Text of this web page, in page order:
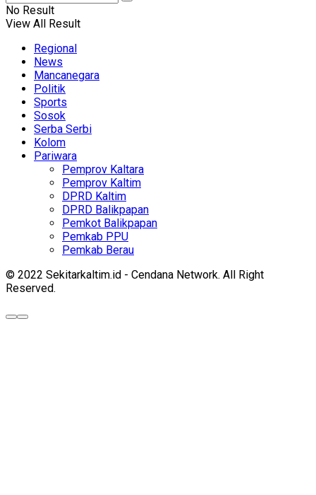
No Result
View All Result
Regional
News
Mancanegara
Politik
Sports
Sosok
Serba Serbi
Kolom
Pariwara
Pemprov Kaltara
Pemprov Kaltim
DPRD Kaltim
DPRD Balikpapan
Pemkot Balikpapan
Pemkab PPU
Pemkab Berau
© 2022 Sekitarkaltim.id - Cendana Network. All Right
Reserved.